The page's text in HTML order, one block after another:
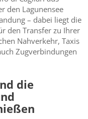
den Lagunensee
– dabei liegt die
den Transfer zu Ihrer
Nahverkehr, Taxis
Zugverbindungen
die